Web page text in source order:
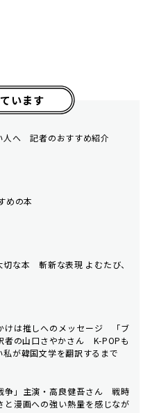
います
人へ 記者のおすすめ紹介
めの本
な本 斬新な表現 よむたび、
けは推しへのメッセージ 「ブ
者の山口さやかさん K-POPも
が韓国文学を翻訳するまで
争」主演・高良健吾さん 戦時
と漫画への強い熱量を感じなが